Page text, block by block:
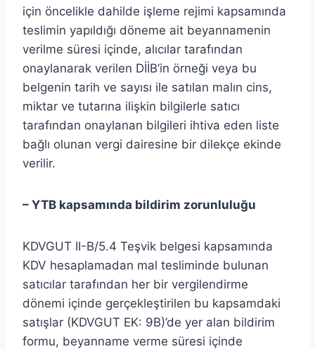
için öncelikle dahilde işleme rejimi kapsamında
teslimin yapıldığı döneme ait beyannamenin
verilme süresi içinde, alıcılar tarafından
onaylanarak verilen DİİB’in örneği veya bu
belgenin tarih ve sayısı ile satılan malın cins,
miktar ve tutarına ilişkin bilgilerle satıcı
tarafından onaylanan bilgileri ihtiva eden liste
bağlı olunan vergi dairesine bir dilekçe ekinde
verilir.
– YTB kapsamında bildirim zorunluluğu
KDVGUT II-B/5.4 Teşvik belgesi kapsamında
KDV hesaplamadan mal tesliminde bulunan
satıcılar tarafından her bir vergilendirme
dönemi içinde gerçekleştirilen bu kapsamdaki
satışlar (KDVGUT EK: 9B)’de yer alan bildirim
formu, beyanname verme süresi içinde